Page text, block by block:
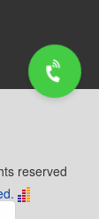
reserved